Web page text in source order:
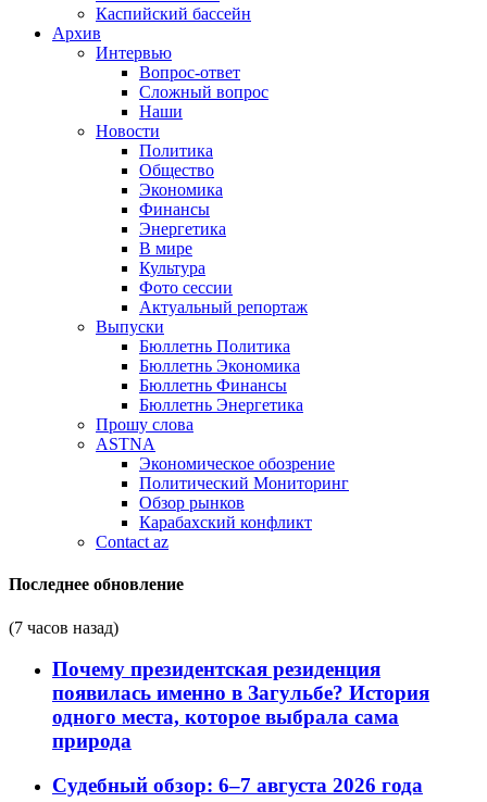
Каспийский бассейн
Архив
Интервью
Вопрос-ответ
Сложный вопрос
Наши
Новости
Политика
Общество
Экономика
Финансы
Энергетика
В мире
Культура
Фото сессии
Актуальный репортаж
Выпуски
Бюллетнь Политика
Бюллетнь Экономика
Бюллетнь Финансы
Бюллетнь Энергетика
Прошу слова
ASTNA
Экономическое обозрение
Политический Мониторинг
Обзор рынков
Карабахский конфликт
Contact az
Последнее обновление
(7 часов назад)
Почему президентская резиденция
появилась именно в Загульбе? История
одного места, которое выбрала сама
природа
Судебный обзор: 6–7 августа 2026 года